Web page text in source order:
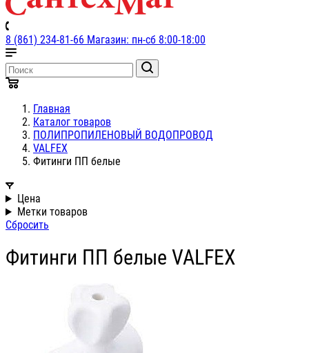
8 (861) 234-81-66 Магазин: пн-сб 8:00-18:00
Главная
Каталог товаров
ПОЛИПРОПИЛЕНОВЫЙ ВОДОПРОВОД
VALFEX
Фитинги ПП белые
Цена
Метки товаров
Сбросить
Фитинги ПП белые VALFEX